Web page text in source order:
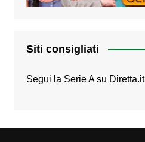
Siti consigliati
Segui la Serie A su Diretta.it